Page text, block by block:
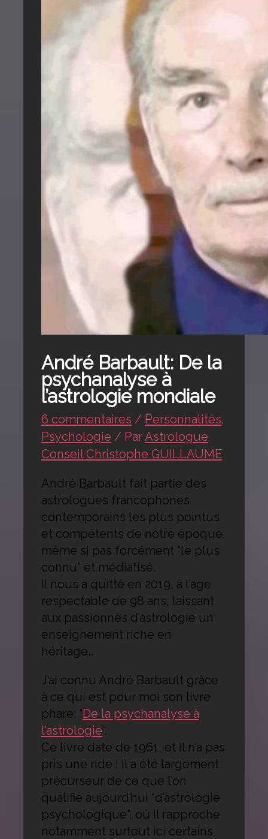
André Barbault: De la
psychanalyse à
l’astrologie mondiale
6 commentaires / Personnalités,
Psychologie / ParAstrologue
Conseil Christophe GUILLAUME
André Barbault fait partie des
astrologues francophones
contemporains les plus pointus
et compétents de notre époque,
même si pas forcément “le plus
connu” et médiatisé.
Il nous a quitté en 2019, à l’age
respectable de 98 ans, laissant
aux passionnés d’astrologie un
enseignement riche en
héritage…
J’ai connu André Barbault grâce
à ce qui est pour moi son livre
phare: “De la psychanalyse à
l’astrologie“.
Ce livre date de 1961, et il n’a pas
pris une ride ! Il a été largement
précurseur de ce que l’on
qualifie aujourd’hui “d’astrologie
psychologique”, où il rapproche
notamment surtout ici certains